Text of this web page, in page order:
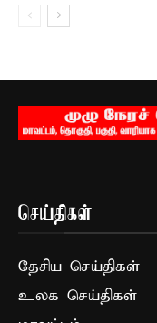
செய்திகள்
தேசிய செய்திகள்
உலக செய்திகள்